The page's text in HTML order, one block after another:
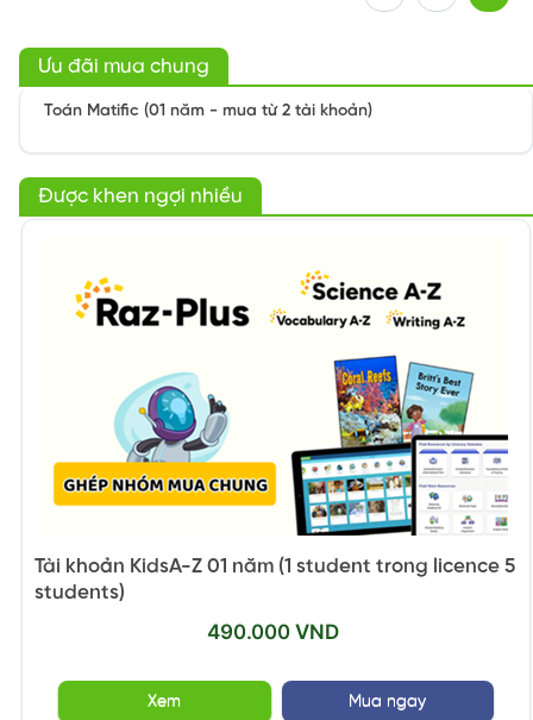
Ưu đãi mua chung
Toán Matific (01 năm - mua từ 2 tài khoản)
Được khen ngợi nhiều
Tài khoản KidsA-Z 01 năm (1 student trong licence 5
students)
490.000 VND
Xem Mua ngay